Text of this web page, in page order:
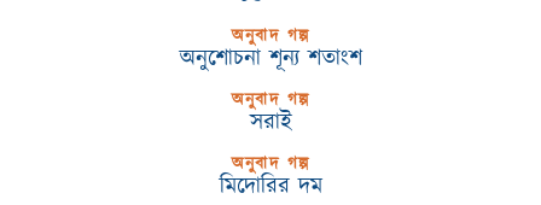
অনুবাদ গল্প
অনুশোচনা শূন্য শতাংশ
অনুবাদ গল্প
সরাই
অনুবাদ গল্প
মিদোরির দম